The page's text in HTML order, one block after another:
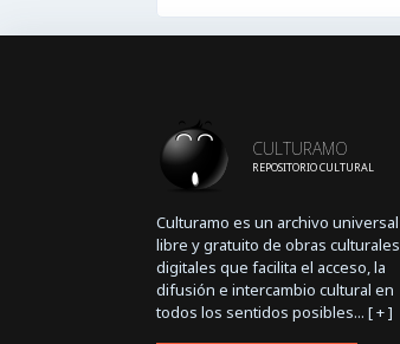
CULTURAMO
REPOSITORIO CULTURAL
Culturamo es un archivo universal
libre y gratuito de obras culturales
digitales que facilita el acceso, la
difusión e intercambio cultural en
todos los sentidos posibles... [+]